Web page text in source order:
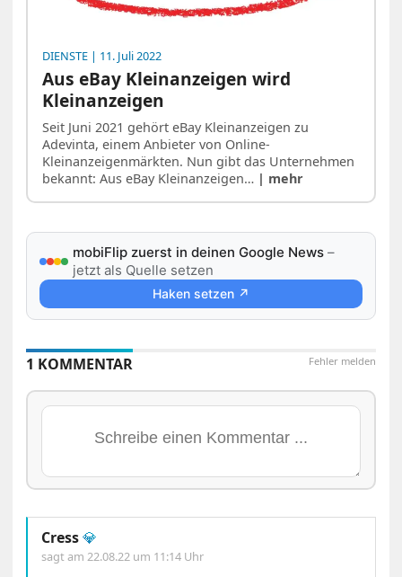
DIENSTE | 11. Juli 2022
Aus eBay Kleinanzeigen wird
Kleinanzeigen
Seit Juni 2021 gehört eBay Kleinanzeigen zu
Adevinta, einem Anbieter von Online-
Kleinanzeigenmärkten. Nun gibt das Unternehmen
bekannt: Aus eBay Kleinanzeigen… | mehr
mobiFlip zuerst in deinen Google News –
jetzt als Quelle setzen
Haken setzen ↗
Fehler melden
1 KOMMENTAR
Cress💎
sagt am22.08.22 um 11:14 Uhr